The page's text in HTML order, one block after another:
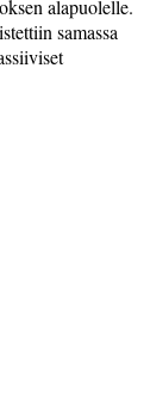
alapuolelle.
samassa